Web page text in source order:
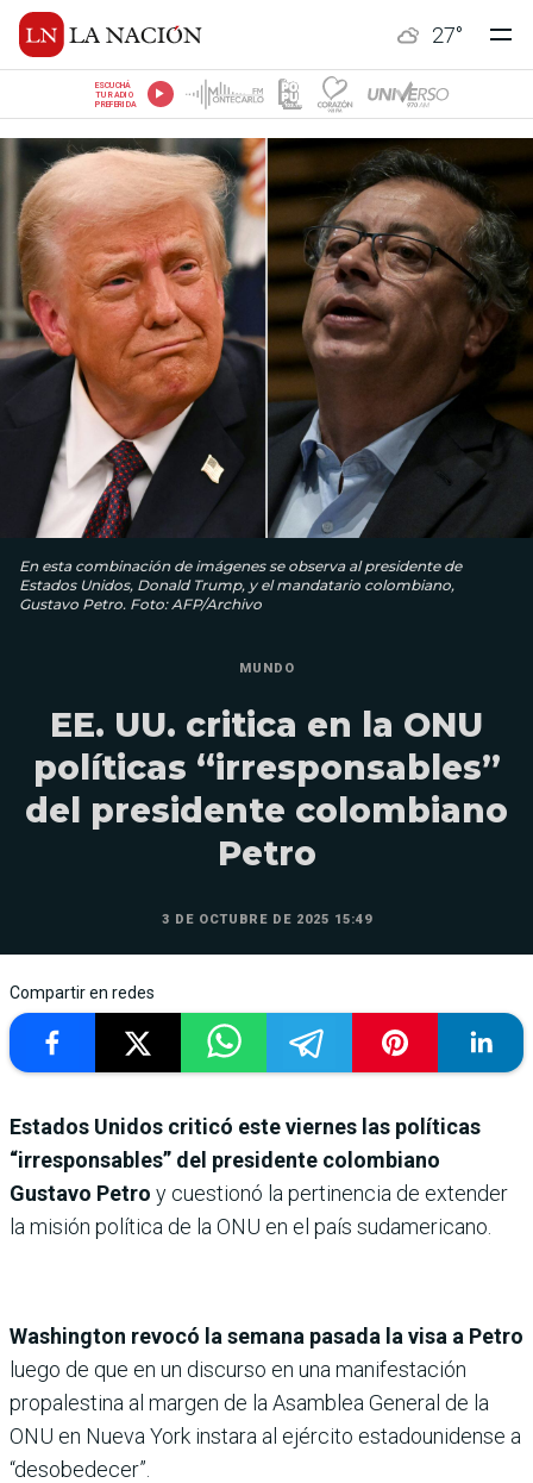
27°
ESCUCHÁ
TU RADIO
PREFERIDA
En esta combinación de imágenes se observa al presidente de
Estados Unidos, Donald Trump, y el mandatario colombiano,
Gustavo Petro. Foto: AFP/Archivo
MUNDO
EE. UU. critica en la ONU
políticas “irresponsables”
del presidente colombiano
Petro
3 DE OCTUBRE DE 2025 15:49
Compartir en redes
Estados Unidos criticó este viernes las políticas
“irresponsables” del presidente colombiano
Gustavo Petro y cuestionó la pertinencia de extender
la misión política de la ONU en el país sudamericano.
Washington revocó la semana pasada la visa a Petro
luego de que en un discurso en una manifestación
propalestina al margen de la Asamblea General de la
ONU en Nueva York instara al ejército estadounidense a
“desobedecer”.